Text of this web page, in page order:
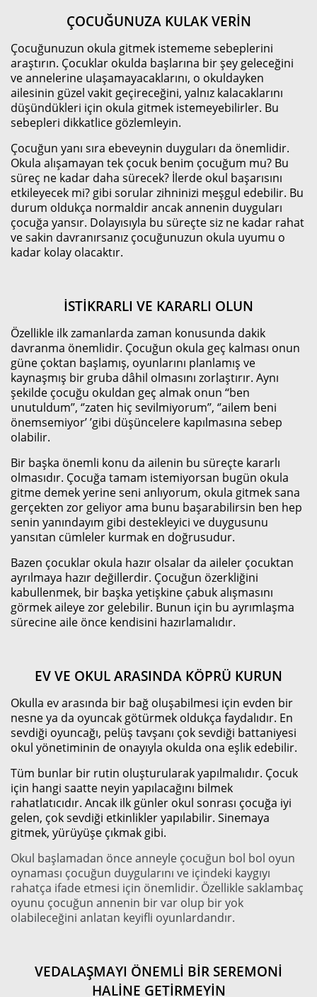
ÇOCUĞUNUZA KULAK VERİN
Çocuğunuzun okula gitmek istememe sebeplerini
araştırın. Çocuklar okulda başlarına bir şey geleceğini
ve annelerine ulaşamayacaklarını, o okuldayken
ailesinin güzel vakit geçireceğini, yalnız kalacaklarını
düşündükleri için okula gitmek istemeyebilirler. Bu
sebepleri dikkatlice gözlemleyin.
Çocuğun yanı sıra ebeveynin duyguları da önemlidir.
Okula alışamayan tek çocuk benim çocuğum mu? Bu
süreç ne kadar daha sürecek? İlerde okul başarısını
etkileyecek mi? gibi sorular zihninizi meşgul edebilir. Bu
durum oldukça normaldir ancak annenin duyguları
çocuğa yansır. Dolayısıyla bu süreçte siz ne kadar rahat
ve sakin davranırsanız çocuğunuzun okula uyumu o
kadar kolay olacaktır.
İSTİKRARLI VE KARARLI OLUN
Özellikle ilk zamanlarda zaman konusunda dakik
davranma önemlidir. Çocuğun okula geç kalması onun
güne çoktan başlamış, oyunlarını planlamış ve
kaynaşmış bir gruba dâhil olmasını zorlaştırır. Aynı
şekilde çocuğu okuldan geç almak onun ‘‘ben
unutuldum’’, ‘’zaten hiç sevilmiyorum’’, ‘’ailem beni
önemsemiyor’ ’gibi düşüncelere kapılmasına sebep
olabilir.
Bir başka önemli konu da ailenin bu süreçte kararlı
olmasıdır. Çocuğa tamam istemiyorsan bugün okula
gitme demek yerine seni anlıyorum, okula gitmek sana
gerçekten zor geliyor ama bunu başarabilirsin ben hep
senin yanındayım gibi destekleyici ve duygusunu
yansıtan cümleler kurmak en doğrusudur.
Bazen çocuklar okula hazır olsalar da aileler çocuktan
ayrılmaya hazır değillerdir. Çocuğun özerkliğini
kabullenmek, bir başka yetişkine çabuk alışmasını
görmek aileye zor gelebilir. Bunun için bu ayrımlaşma
sürecine aile önce kendisini hazırlamalıdır.
EV VE OKUL ARASINDA KÖPRÜ KURUN
Okulla ev arasında bir bağ oluşabilmesi için evden bir
nesne ya da oyuncak götürmek oldukça faydalıdır. En
sevdiği oyuncağı, pelüş tavşanı çok sevdiği battaniyesi
okul yönetiminin de onayıyla okulda ona eşlik edebilir.
Tüm bunlar bir rutin oluşturularak yapılmalıdır. Çocuk
için hangi saatte neyin yapılacağını bilmek
rahatlatıcıdır. Ancak ilk günler okul sonrası çocuğa iyi
gelen, çok sevdiği etkinlikler yapılabilir. Sinemaya
gitmek, yürüyüşe çıkmak gibi.
Okul başlamadan önce anneyle çocuğun bol bol oyun
oynaması çocuğun duygularını ve içindeki kaygıyı
rahatça ifade etmesi için önemlidir. Özellikle saklambaç
oyunu çocuğun annenin bir var olup bir yok
olabileceğini anlatan keyifli oyunlardandır.
VEDALAŞMAYI ÖNEMLİ BİR SEREMONİ
HALİNE GETİRMEYİN